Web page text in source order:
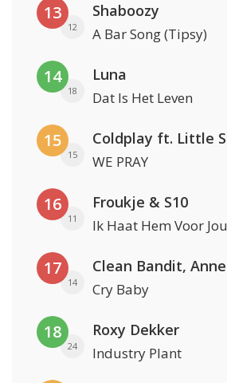
13
12
Shaboozy
A Bar Song (Tipsy)
14
18
Luna
Dat Is Het Leven
15
15 WE PRAY
16
11
Froukje & S10
Ik Haat Hem Voor Jou
17
14 Cry Baby
18
24
Roxy Dekker
Industry Plant